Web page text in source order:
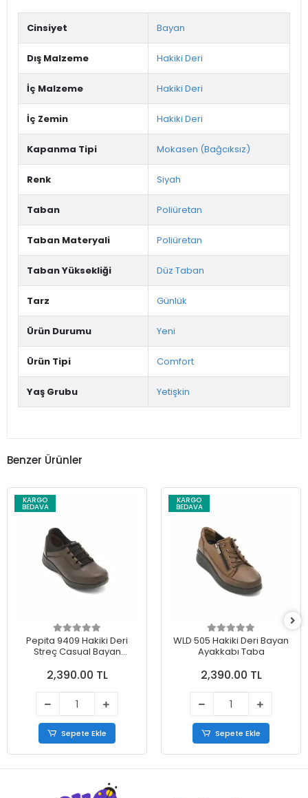
Cinsiyet Bayan
Dış Malzeme Hakiki Deri
İç Malzeme Hakiki Deri
İç Zemin Hakiki Deri
Kapanma Tipi Mokasen (Bağcıksız)
Renk Siyah
Taban Poliüretan
Taban Materyali Poliüretan
Taban Yüksekliği Düz Taban
Tarz Günlük
Ürün Durumu Yeni
Ürün Tipi Comfort
Yaş Grubu Yetişkin
Benzer Ürünler
KARGO
BEDAVA
Pepita 9409 Hakiki Deri
Streç Casual Bayan
2,390.00 TL
Sepete Ekle
KARGO
BEDAVA
WLD 505 Hakiki Deri Bayan
Ayakkabı Taba
2,390.00 TL
Sepete Ekle